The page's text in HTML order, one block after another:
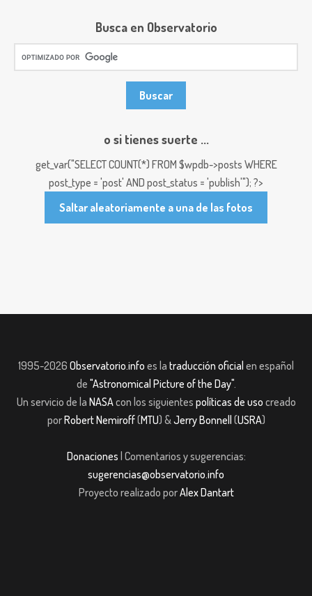
Busca en Observatorio
o si tienes suerte ...
get_var("SELECT COUNT(*) FROM $wpdb->posts WHERE
post_type = 'post' AND post_status = 'publish'"); ?>
Saltar aleatoriamente a una de las fotos
1995-2026 Observatorio.info es la traducción oficial en español
de "Astronomical Picture of the Day".
Un servicio de la NASAcon los siguientes políticas de uso creado
porRobert Nemiroff(MTU) &Jerry Bonnell (USRA)
Donaciones | Comentarios y sugerencias:
sugerencias@observatorio.info
Proyecto realizado porAlex Dantart